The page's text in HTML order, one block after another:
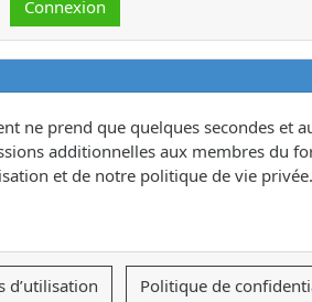
ne prend que quelques secondes et
additionnelles aux membres du
et de notre politique de vie
d’utilisation Politique de